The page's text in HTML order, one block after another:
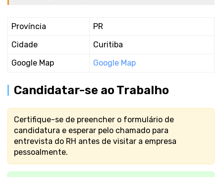
Província
PR
Cidade
Curitiba
Google Map
Google Map
Candidatar-se ao Trabalho
Certifique-se de preencher o formulário de
candidatura e esperar pelo chamado para
entrevista do RH antes de visitar a empresa
pessoalmente.